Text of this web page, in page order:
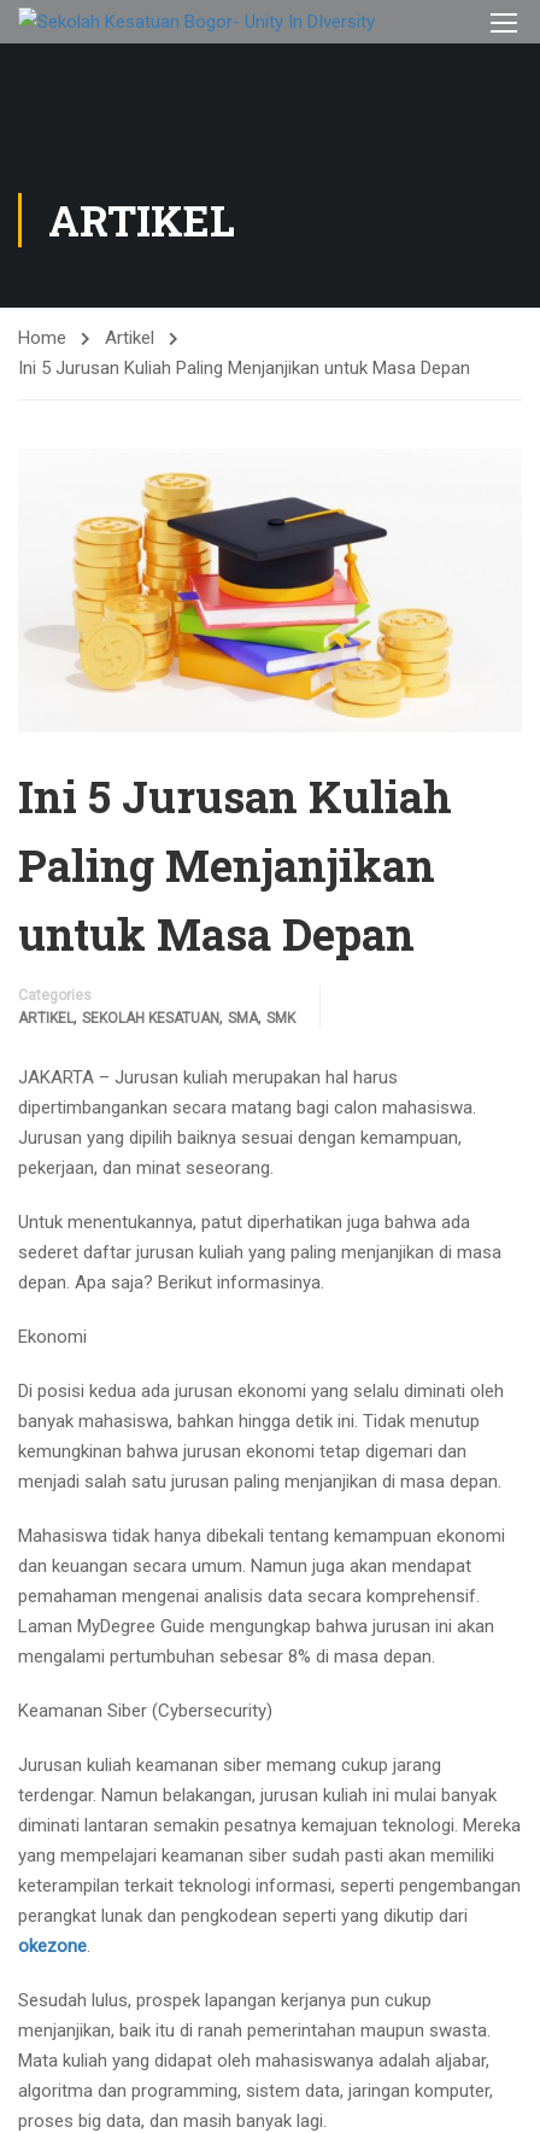
ARTIKEL
Home
Artikel
Ini 5 Jurusan Kuliah Paling Menjanjikan untuk Masa Depan
Ini 5 Jurusan Kuliah
Paling Menjanjikan
untuk Masa Depan
Categories
ARTIKEL, SEKOLAH KESATUAN, SMA, SMK
JAKARTA – Jurusan kuliah merupakan hal harus
dipertimbangankan secara matang bagi calon mahasiswa.
Jurusan yang dipilih baiknya sesuai dengan kemampuan,
pekerjaan, dan minat seseorang.
Untuk menentukannya, patut diperhatikan juga bahwa ada
sederet daftar jurusan kuliah yang paling menjanjikan di masa
depan. Apa saja? Berikut informasinya.
Ekonomi
Di posisi kedua ada jurusan ekonomi yang selalu diminati oleh
banyak mahasiswa, bahkan hingga detik ini. Tidak menutup
kemungkinan bahwa jurusan ekonomi tetap digemari dan
menjadi salah satu jurusan paling menjanjikan di masa depan.
Mahasiswa tidak hanya dibekali tentang kemampuan ekonomi
dan keuangan secara umum. Namun juga akan mendapat
pemahaman mengenai analisis data secara komprehensif.
Laman MyDegree Guide mengungkap bahwa jurusan ini akan
mengalami pertumbuhan sebesar 8% di masa depan.
Keamanan Siber (Cybersecurity)
Jurusan kuliah keamanan siber memang cukup jarang
terdengar. Namun belakangan, jurusan kuliah ini mulai banyak
diminati lantaran semakin pesatnya kemajuan teknologi. Mereka
yang mempelajari keamanan siber sudah pasti akan memiliki
keterampilan terkait teknologi informasi, seperti pengembangan
perangkat lunak dan pengkodean seperti yang dikutip dari
okezone.
Sesudah lulus, prospek lapangan kerjanya pun cukup
menjanjikan, baik itu di ranah pemerintahan maupun swasta.
Mata kuliah yang didapat oleh mahasiswanya adalah aljabar,
algoritma dan programming, sistem data, jaringan komputer,
proses big data, dan masih banyak lagi.